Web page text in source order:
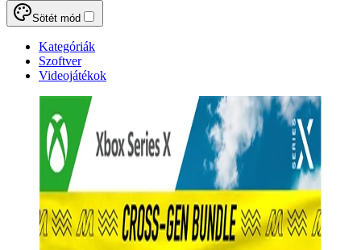
Sötét mód
Kategóriák
Szoftver
Videojátékok